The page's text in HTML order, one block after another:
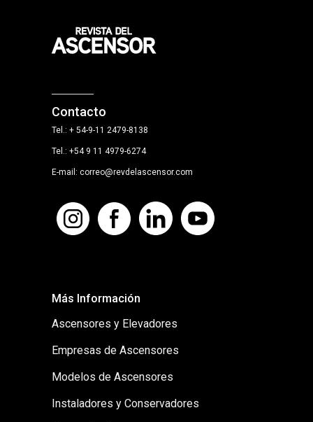
Contacto
Tel.: + 54-9-11 2479-8138
Tel.: +54 9 11 4979-6274
E-mail: correo@revdelascensor.com
Más Información
Ascensores y Elevadores
Empresas de Ascensores
Modelos de Ascensores
Instaladores y Conservadores